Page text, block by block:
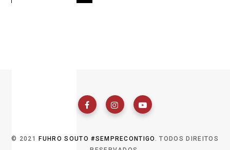
© 2021 FUHRO SOUTO #SEMPRECONTIGO. TODOS DIREITOS